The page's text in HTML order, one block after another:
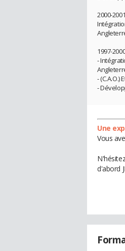
2000-
1997-
-
-
-
Une
Vous
d'abord